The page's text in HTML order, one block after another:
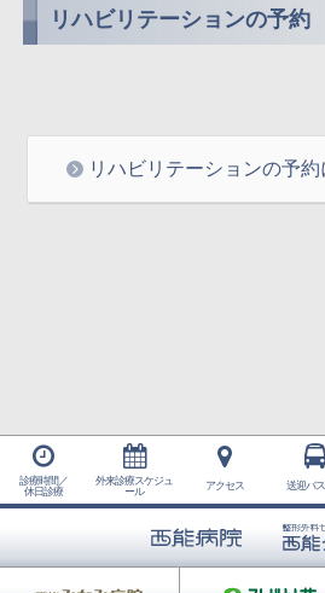
リハビリテーションの予約
リハビリテーションの予
診療時間／
休日診療
外来診療スケジュ
ール
アクセス 送迎バ